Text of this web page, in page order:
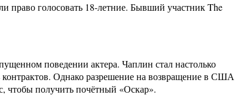
право голосовать 18-летние. Бывший участник The
поведении актера. Чаплин стал настолько
Однако разрешение на возвращение в США
чтобы получить почётный «Оскар».